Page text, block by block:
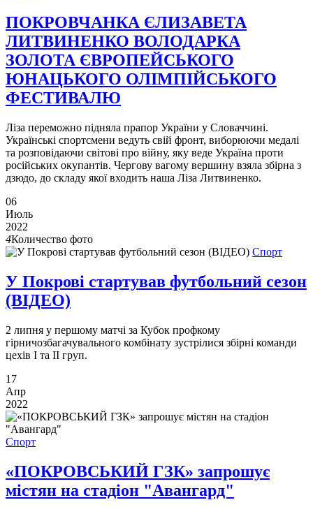
ПОКРОВЧАНКА ЄЛИЗАВЕТА
ЛИТВИНЕНКО ВОЛОДАРКА
ЗОЛОТА ЄВРОПЕЙСЬКОГО
ЮНАЦЬКОГО ОЛІМПІЙСЬКОГО
ФЕСТИВАЛЮ
Ліза переможно підняла прапор України у Словаччині.
Українські спортсмени ведуть свій фронт, виборюючи медалі
та розповідаючи світові про війну, яку веде Україна проти
російських окупантів. Чергову вагому вершину взяла збірна з
дзюдо, до складу якої входить наша Ліза Литвиненко.
06
Июль
2022
4Количество фото
Спорт
У Покрові стартував футбольний сезон
(ВІДЕО)
2 липня у першому матчі за Кубок профкому
гірничозбагачувального комбінату зустрілися збірні команди
цехів І та ІІ груп.
17
Апр
2022
Спорт
«ПОКРОВСЬКИЙ ГЗК» запрошує
містян на стадіон "Авангард"